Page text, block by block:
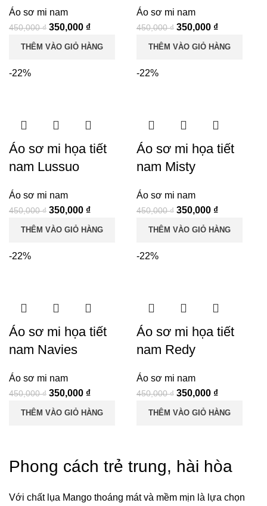
Áo sơ mi nam
450,000₫ Giá
gốc
350,000 ₫Giá
hiện
THÊM VÀO GIỎ HÀNG
Áo sơ mi nam
450,000₫ Giá
gốc
350,000 ₫Giá
hiện
THÊM VÀO GIỎ HÀNG
-22%
Áo sơ mi họa tiết
nam Lussuo
Áo sơ mi nam
450,000₫ Giá
gốc
350,000 ₫Giá
hiện
THÊM VÀO GIỎ HÀNG
-22%
Áo sơ mi họa tiết
nam Misty
Áo sơ mi nam
450,000₫ Giá
gốc
350,000 ₫Giá
hiện
THÊM VÀO GIỎ HÀNG
-22%
Áo sơ mi họa tiết
nam Navies
Áo sơ mi nam
450,000₫ Giá
gốc
350,000 ₫Giá
hiện
THÊM VÀO GIỎ HÀNG
-22%
Áo sơ mi họa tiết
nam Redy
Áo sơ mi nam
450,000₫ Giá
gốc
350,000 ₫Giá
hiện
THÊM VÀO GIỎ HÀNG
Phong cách trẻ trung, hài hòa
Với chất lụa Mango thoáng mát và mềm mịn là lựa chọn